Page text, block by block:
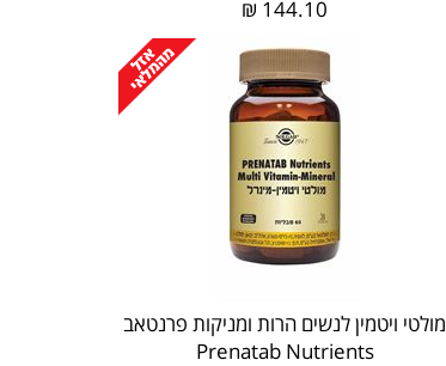
144.10
₪
מולטי ויטמין לנשים הרות ומניקות פרנטאב
Prenatab Nutrients